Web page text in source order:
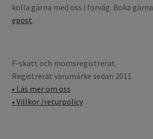
kolla gärna med oss i förväg. Boka
epost.
F-skatt och momsregistrerat.
Registrerat varumärke sedan 2011.
• Läs mer om oss
• Villkor /returpolicy